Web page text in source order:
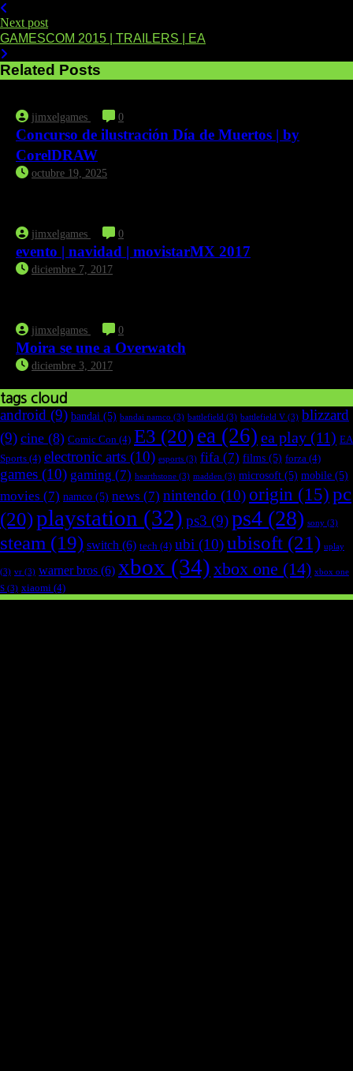
Next post
GAMESCOM 2015 | TRAILERS | EA
Related Posts
jimxelgames 0
Concurso de ilustración Día de Muertos | by
CorelDRAW
octubre 19, 2025
jimxelgames 0
evento | navidad | movistarMX 2017
diciembre 7, 2017
jimxelgames 0
Moira se une a Overwatch
diciembre 3, 2017
tags cloud
android (9) bandai (5) bandai namco (3) battlefield (3) battlefield V (3) blizzard
(9) cine (8) Comic Con (4) E3 (20)ea (26) ea play (11) EA
Sports (4) electronic arts (10) esports (3) fifa (7) films (5) forza (4)
games (10) gaming (7) hearthstone (3) madden (3) microsoft (5) mobile (5)
movies (7) namco (5) news (7) nintendo (10)origin (15) pc
(20)playstation (32) ps3 (9)ps4 (28) sony (3)
steam (19) switch (6) tech (4) ubi (10)ubisoft (21) uplay
(3) vr (3) warner bros (6) xbox (34) xbox one (14) xbox one
S (3) xiaomi (4)